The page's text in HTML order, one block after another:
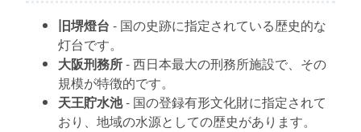
旧堺燈台 - 国の史跡に指定されている歴史的な
灯台です。
大阪刑務所- 西日本最大の刑務所施設で、その
規模が特徴的です。
天王貯水池- 国の登録有形文化財に指定されて
おり、地域の水源としての歴史があります。